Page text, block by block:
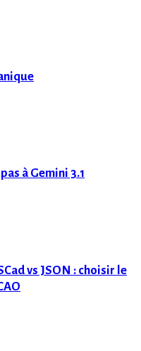
à Gemini 3.1
vs JSON : choisir le